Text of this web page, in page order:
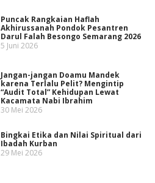
Puncak Rangkaian Haflah
Akhirussanah Pondok Pesantren
Darul Falah Besongo Semarang 2026
5 Juni 2026
Jangan-jangan Doamu Mandek
karena Terlalu Pelit? Mengintip
“Audit Total” Kehidupan Lewat
Kacamata Nabi Ibrahim
30 Mei 2026
Bingkai Etika dan Nilai Spiritual dari
Ibadah Kurban
29 Mei 2026